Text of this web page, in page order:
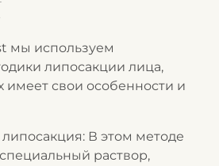
мы используем
липосакции лица,
имеет свои особенности и
В этом методе
раствор,